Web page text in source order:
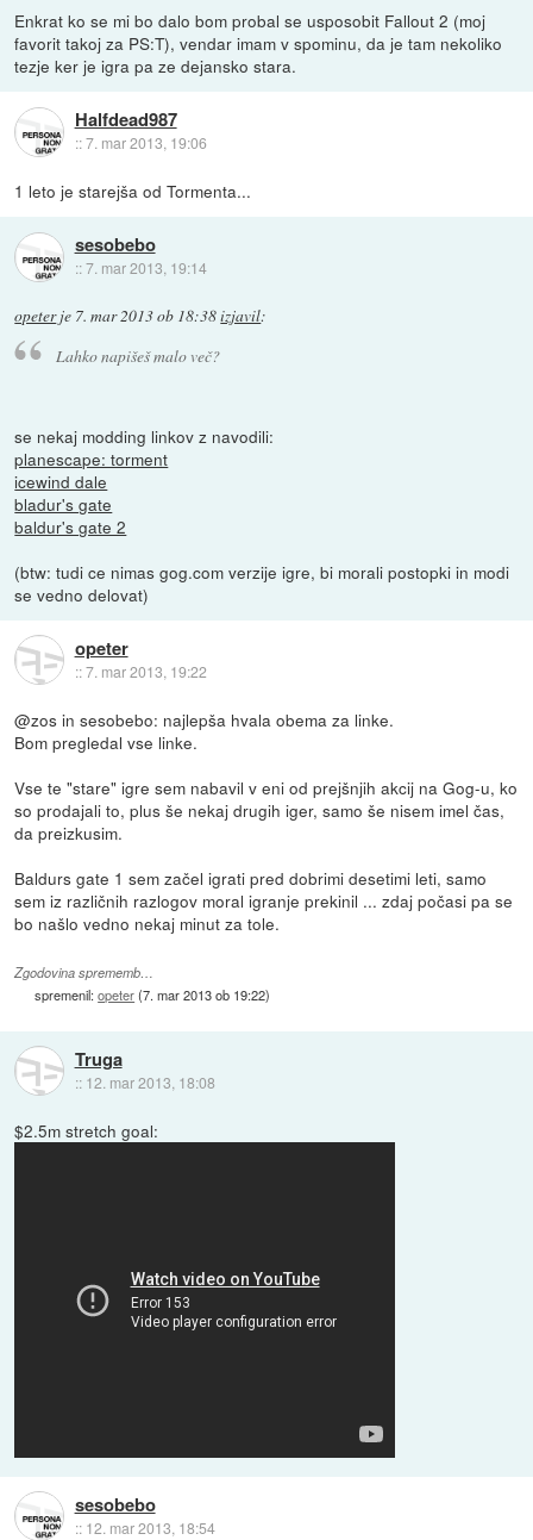
Enkrat ko se mi bo dalo bom probal se usposobit Fallout 2 (moj
favorit takoj za PS:T), vendar imam v spominu, da je tam nekoliko
tezje ker je igra pa ze dejansko stara.
Halfdead987
::7. mar 2013, 19:06
1 leto je starejša od Tormenta...
sesobebo
::7. mar 2013, 19:14
opeterje 7. mar 2013 ob 18:38izjavil:
Lahko napišeš malo več?
se nekaj modding linkov z navodili:
planescape: torment
icewind dale
bladur's gate
baldur's gate 2
(btw: tudi ce nimas gog.com verzije igre, bi morali postopki in modi
se vedno delovat)
opeter
::7. mar 2013, 19:22
@zos in sesobebo: najlepša hvala obema za linke.
Bom pregledal vse linke.
Vse te "stare" igre sem nabavil v eni od prejšnjih akcij na Gog-u, ko
so prodajali to, plus še nekaj drugih iger, samo še nisem imel čas,
da preizkusim.
Baldurs gate 1 sem začel igrati pred dobrimi desetimi leti, samo
sem iz različnih razlogov moral igranje prekinil ... zdaj počasi pa se
bo našlo vedno nekaj minut za tole.
Zgodovina sprememb…
spremenil:opeter(7. mar 2013 ob 19:22)
Truga
:: 12. mar 2013, 18:08
$2.5m stretch goal:
sesobebo
:: 12. mar 2013, 18:54